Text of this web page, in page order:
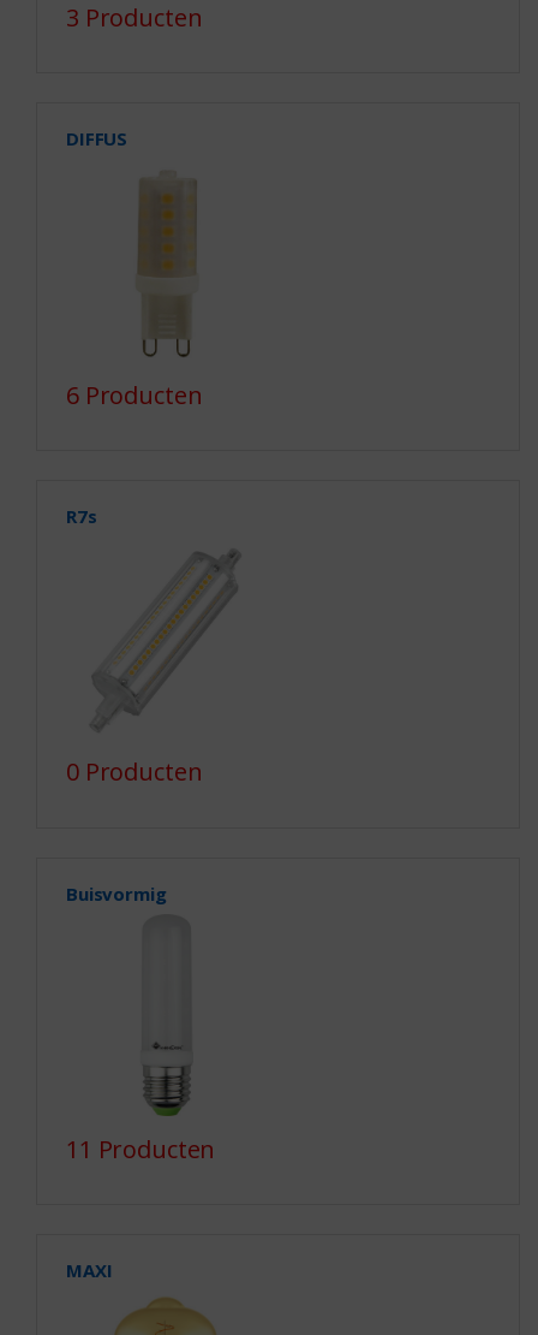
3 Producten
DIFFUS
6 Producten
R7s
0 Producten
Buisvormig
11 Producten
MAXI